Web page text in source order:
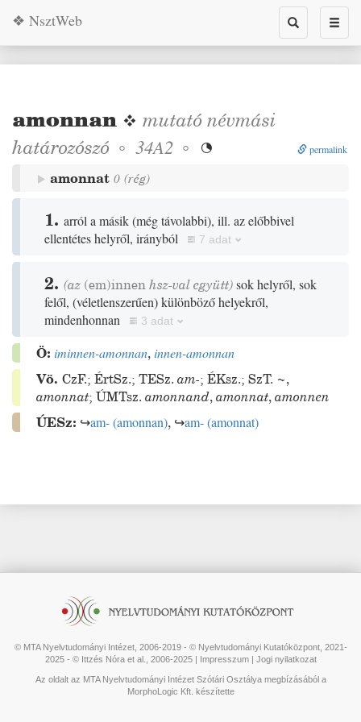
Toggle
search
❖ NsztWeb
amonnan ❖ mutató névmási
határozószó ◦ 34A2 ◦  permalink
amonnat 0 (rég)
1. arról a másik(még távolabbi), ill. az előbbivel
ellentétes helyről, irányból
7 adat
2. (az (em)innenhsz-val együtt)sok helyről, sok
felől, (véletlenszerűen)különböző helyekről,
mindenhonnan
3 adat
Ö: iminnen-amonnan,innen-amonnan
Vö. CzF.; ÉrtSz.; TESz. am-; ÉKsz.; SzT. ~,
amonnat; ÚMTsz. amonnand,amonnat,amonnen
ÚESz: ↪am-(amonnan), ↪am-(amonnat)
© MTA Nyelvtudományi Intézet, 2006-2019 - © Nyelvtudományi Kutatóközpont, 2021-
2025 - © Ittzés Nóra et al., 2006-2025 | Impresszum| Jogi nyilatkozat
Az oldalt az MTA Nyelvtudományi Intézet Szótári Osztálya megbízásából a
MorphoLogic Kft. készítette